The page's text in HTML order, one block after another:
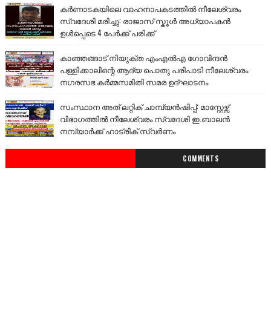
കർണാടകയിലെ വാഹനാപകടത്തിൽ നീലേശ്വരം
സ്വദേശി മരിച്ചു: രാജാസ് സ്കൂൾ അധ്യാപകൻ
ഉൾപ്പെടെ 4 പേർക്ക് പരിക്ക്
കാഞ്ഞങ്ങാട് നിയുക്ത എംഎൽഎ ഗോവിന്ദൻ
പള്ളിക്കാലിന്റെ ആദ്യ പൊതു പരിപാടി നീലേശ്വരം
നഗരസഭ കർമ്മസമിതി സമര ഉദ്ഘാടനം
സംസ്ഥാന അത് ലറ്റിക് ചാമ്പ്യൻഷിപ്പ്: മാസ്റ്റേഴ്സ്
വിഭാഗത്തിൽ നീലേശ്വരം സ്വദേശി ഇ.ബാലൻ
നമ്പ്യാർക്ക് ഹാട്രിക് സ്വർണം
COMMENTS